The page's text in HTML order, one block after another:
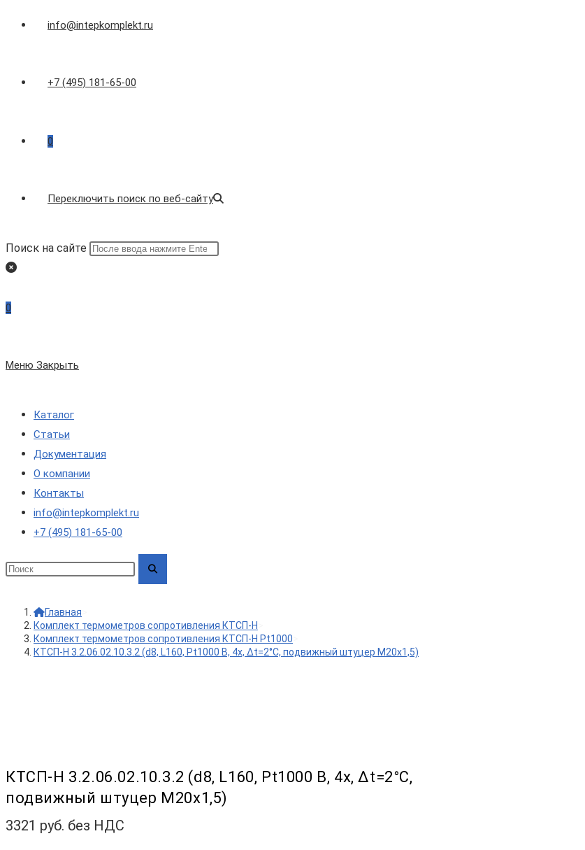
info@intepkomplekt.ru
+7 (495) 181-65-00
0
Переключить поиск по веб-сайту
Поиск на сайте
0
Меню Закрыть
Каталог
Статьи
Документация
О компании
Контакты
info@intepkomplekt.ru
+7 (495) 181-65-00
Главная
Комплект термометров сопротивления КТСП-Н
Комплект термометров сопротивления КТСП-Н Pt1000
КТСП-Н 3.2.06.02.10.3.2 (d8, L160, Pt1000 B, 4х, Δt=2°C, подвижный штуцер М20х1,5)
КТСП-Н 3.2.06.02.10.3.2 (d8, L160, Pt1000 B, 4х, Δt=2°C,
подвижный штуцер М20х1,5)
3321 руб. без НДС